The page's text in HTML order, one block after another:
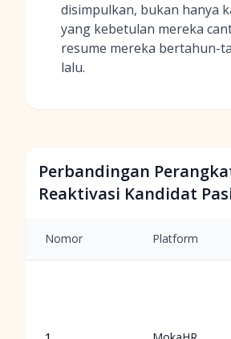
disimpulkan, bukan hanya
yang kebetulan mereka
resume mereka bertahun-
lalu.
Perbandingan
Reaktivasi Kandidat
Nomor Platform